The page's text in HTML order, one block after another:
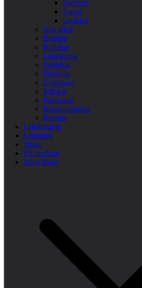
Stafetter
Tagen
Utelekar
Nya lekar
Blandat
Bollekar
Lära känna
Festlekar
Förskola
Gympasal
Jullekar
Femkamp
Klassrumslekar
Kluriga
Lekfinnaren
Lekindex
Tipsa!
Bli medlem
Mina Sidor